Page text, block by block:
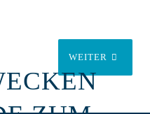
WEITER